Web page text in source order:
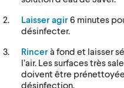
Laisser agir6 minutes
désinfecter.
Rincerà fond et laisser
l’air. Les surfaces très
doivent être
désinfection.